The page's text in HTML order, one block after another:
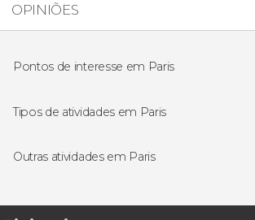
OPINIÕES
Pontos de interesse em Paris
Museu do Louvre
Conciergerie
Les Invalides
Tipos de atividades em Paris
Excursões de um dia saindo de Paris
Visitas guiadas por Paris
Outras atividades em Paris
Ingresso da Sainte-Chapelle e